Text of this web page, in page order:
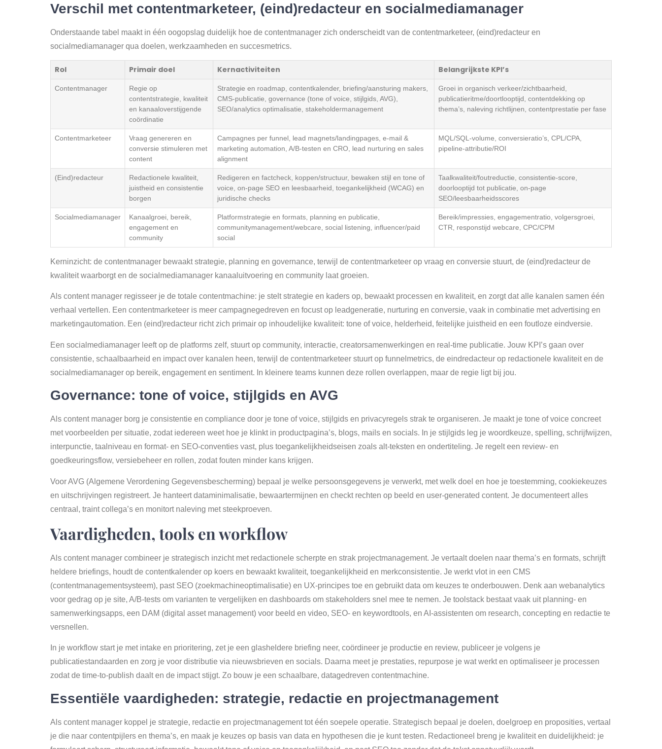
Verschil met contentmarketeer, (eind)redacteur en socialmediamanager
Onderstaande tabel maakt in één oogopslag duidelijk hoe de contentmanager zich onderscheidt van de contentmarketeer, (eind)redacteur en
socialmediamanager qua doelen, werkzaamheden en succesmetrics.
Rol Primair doel Kernactiviteiten Belangrijkste KPI’s
Contentmanager
Regie op
contentstrategie, kwaliteit
en kanaaloverstijgende
coördinatie
Strategie en roadmap, contentkalender, briefing/aansturing makers,
CMS-publicatie, governance (tone of voice, stijlgids, AVG),
SEO/analytics optimalisatie, stakeholdermanagement
Groei in organisch verkeer/zichtbaarheid,
publicatieritme/doortlooptijd, contentdekking op
thema’s, naleving richtlijnen, contentprestatie per fase
Contentmarketeer
Vraag genereren en
conversie stimuleren met
content
Campagnes per funnel, lead magnets/landingpages, e-mail &
marketing automation, A/B-testen en CRO, lead nurturing en sales
alignment
MQL/SQL-volume, conversieratio’s, CPL/CPA,
pipeline-attributie/ROI
(Eind)redacteur
Redactionele kwaliteit,
juistheid en consistentie
borgen
Redigeren en factcheck, koppen/structuur, bewaken stijl en tone of
voice, on-page SEO en leesbaarheid, toegankelijkheid (WCAG) en
juridische checks
Taalkwaliteit/foutreductie, consistentie-score,
doorlooptijd tot publicatie, on-page
SEO/leesbaarheidsscores
Socialmediamanager
Kanaalgroei, bereik,
engagement en
community
Platformstrategie en formats, planning en publicatie,
communitymanagement/webcare, social listening, influencer/paid
social
Bereik/impressies, engagementratio, volgersgroei,
CTR, responstijd webcare, CPC/CPM
Kerninzicht: de contentmanager bewaakt strategie, planning en governance, terwijl de contentmarketeer op vraag en conversie stuurt, de (eind)redacteur de
kwaliteit waarborgt en de socialmediamanager kanaaluitvoering en community laat groeien.
Als content manager regisseer je de totale contentmachine: je stelt strategie en kaders op, bewaakt processen en kwaliteit, en zorgt dat alle kanalen samen één
verhaal vertellen. Een contentmarketeer is meer campagnegedreven en focust op leadgeneratie, nurturing en conversie, vaak in combinatie met advertising en
marketingautomation. Een (eind)redacteur richt zich primair op inhoudelijke kwaliteit: tone of voice, helderheid, feitelijke juistheid en een foutloze eindversie.
Een socialmediamanager leeft op de platforms zelf, stuurt op community, interactie, creatorsamenwerkingen en real-time publicatie. Jouw KPI’s gaan over
consistentie, schaalbaarheid en impact over kanalen heen, terwijl de contentmarketeer stuurt op funnelmetrics, de eindredacteur op redactionele kwaliteit en de
socialmediamanager op bereik, engagement en sentiment. In kleinere teams kunnen deze rollen overlappen, maar de regie ligt bij jou.
Governance: tone of voice, stijlgids en AVG
Als content manager borg je consistentie en compliance door je tone of voice, stijlgids en privacyregels strak te organiseren. Je maakt je tone of voice concreet
met voorbeelden per situatie, zodat iedereen weet hoe je klinkt in productpagina’s, blogs, mails en socials. In je stijlgids leg je woordkeuze, spelling, schrijfwijzen,
interpunctie, taalniveau en format- en SEO-conventies vast, plus toegankelijkheidseisen zoals alt-teksten en ondertiteling. Je regelt een review- en
goedkeuringsflow, versiebeheer en rollen, zodat fouten minder kans krijgen.
Voor AVG (Algemene Verordening Gegevensbescherming) bepaal je welke persoonsgegevens je verwerkt, met welk doel en hoe je toestemming, cookiekeuzes
en uitschrijvingen registreert. Je hanteert dataminimalisatie, bewaartermijnen en checkt rechten op beeld en user-generated content. Je documenteert alles
centraal, traint collega’s en monitort naleving met steekproeven.
Vaardigheden, tools en workflow
Als content manager combineer je strategisch inzicht met redactionele scherpte en strak projectmanagement. Je vertaalt doelen naar thema’s en formats, schrijft
heldere briefings, houdt de contentkalender op koers en bewaakt kwaliteit, toegankelijkheid en merkconsistentie. Je werkt vlot in een CMS
(contentmanagementsysteem), past SEO (zoekmachineoptimalisatie) en UX-principes toe en gebruikt data om keuzes te onderbouwen. Denk aan webanalytics
voor gedrag op je site, A/B-tests om varianten te vergelijken en dashboards om stakeholders snel mee te nemen. Je toolstack bestaat vaak uit planning- en
samenwerkingsapps, een DAM (digital asset management) voor beeld en video, SEO- en keywordtools, en AI-assistenten om research, concepting en redactie te
versnellen.
In je workflow start je met intake en prioritering, zet je een glasheldere briefing neer, coördineer je productie en review, publiceer je volgens je
publicatiestandaarden en zorg je voor distributie via nieuwsbrieven en socials. Daarna meet je prestaties, repurpose je wat werkt en optimaliseer je processen
zodat de time-to-publish daalt en de impact stijgt. Zo bouw je een schaalbare, datagedreven contentmachine.
Essentiële vaardigheden: strategie, redactie en projectmanagement
Als content manager koppel je strategie, redactie en projectmanagement tot één soepele operatie. Strategisch bepaal je doelen, doelgroep en proposities, vertaal
je die naar contentpijlers en thema’s, en maak je keuzes op basis van data en hypothesen die je kunt testen. Redactioneel breng je kwaliteit en duidelijkheid: je